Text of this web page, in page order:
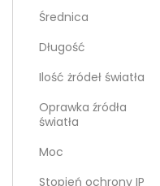
Średnica
Długość
Ilość żródeł światła
Oprawka źródła
światła
Moc
Stopień ochrony IP